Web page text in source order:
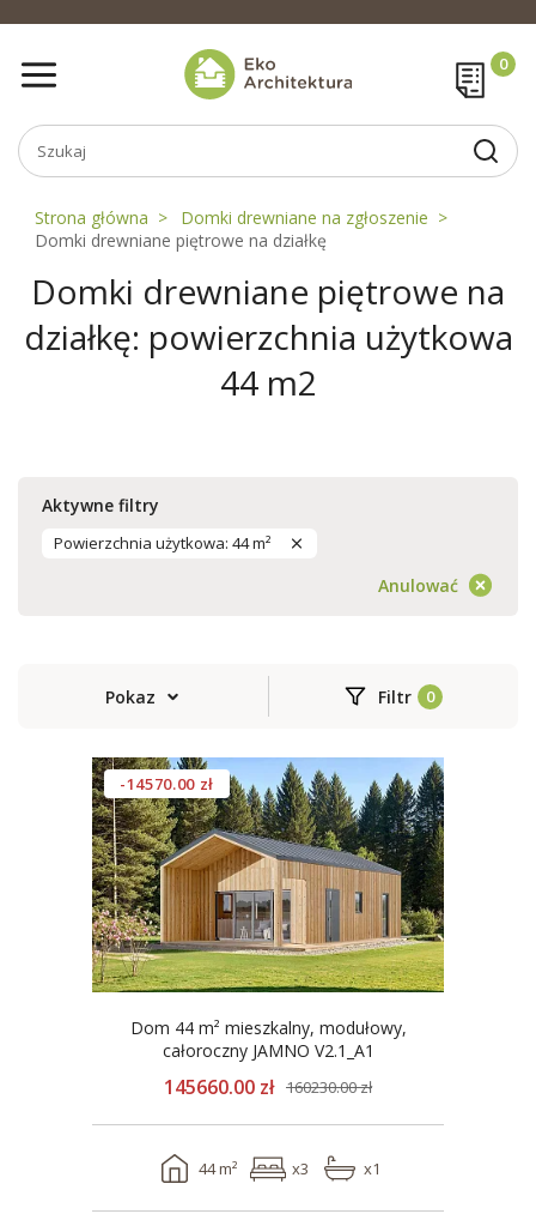
Strona główna
Domki drewniane na zgłoszenie
Domki drewniane piętrowe na działkę
Domki drewniane piętrowe na
działkę: powierzchnia użytkowa
44 m2
Aktywne filtry
Powierzchnia użytkowa: 44 m²
Anulować
Pokaz Filtr
-14570.00 zł
Dom 44 m² mieszkalny, modułowy,
całoroczny JAMNO V2.1_A1
145660.00 zł 160230.00 zł
44 m² x3 x1